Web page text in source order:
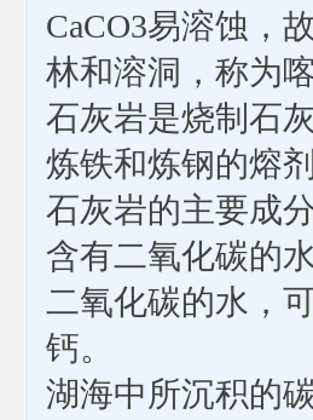
CaCO3易溶蚀，
林和溶洞，称为
石灰岩是烧制石
炼铁和炼钢的熔
石灰岩的主要成
含有二氧化碳的
二氧化碳的水，
钙。
湖海中所沉积的